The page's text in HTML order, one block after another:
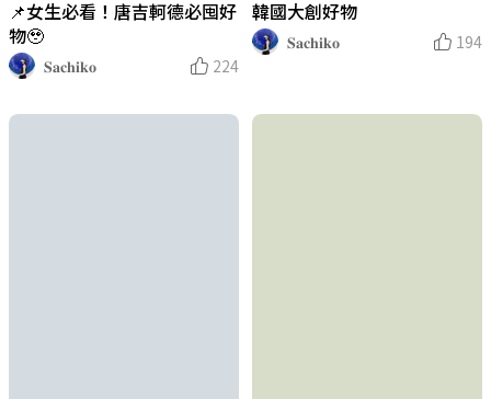
📌女生必看！唐吉軻德必囤好
物🥹
𝐒𝐚𝐜𝐡𝐢𝐤𝐨
224
韓國大創好物
𝐒𝐚𝐜𝐡𝐢𝐤𝐨
194